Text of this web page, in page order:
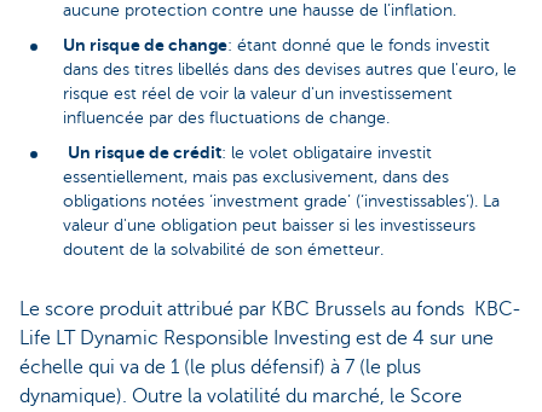
aucune protection contre une hausse de l’inflation.
Un risque de change: étant donné que le fonds investit
dans des titres libellés dans des devises autres que l'euro, le
risque est réel de voir la valeur d'un investissement
influencée par des fluctuations de change.
Un risque de crédit: le volet obligataire investit
essentiellement, mais pas exclusivement, dans des
obligations notées ‘investment grade’ (‘investissables’). La
valeur d'une obligation peut baisser si les investisseurs
doutent de la solvabilité de son émetteur.
Le score produit attribué par KBC Brussels au fonds KBC-
Life LT Dynamic Responsible Investing est de 4 sur une
échelle qui va de 1 (le plus défensif) à 7 (le plus
dynamique). Outre la volatilité du marché, le Score